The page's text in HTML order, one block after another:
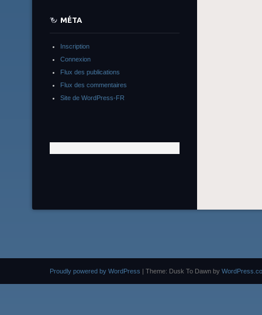
MÉTA
Inscription
Connexion
Flux des publications
Flux des commentaires
Site de WordPress-FR
Proudly powered by WordPress | Theme: Dusk To Dawn by